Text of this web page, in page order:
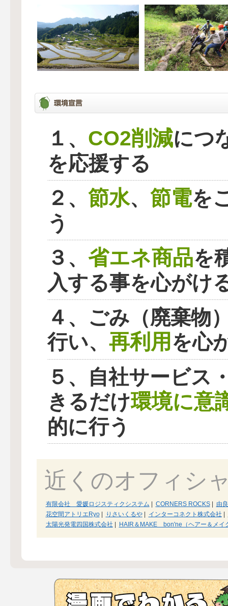
１、 CO2削減につ
を応援する
２、 節水、 節電を
う
３、 省エネ商品を
入する事を心がけ
４、ごみ（廃棄物
行い、 再利用を心
５、自社サービス
きるだけ環境に意
的に行う
近くのオフィシ
有限会社 愛媛ロジスティクシステム CORNERS ROCKS|
由
花空間アトリエRyo| りさいくるや| インターコネクト株式会社
太陽光発電四国株式会社
HAIR＆MAKE bon'ne（ヘアー＆メ